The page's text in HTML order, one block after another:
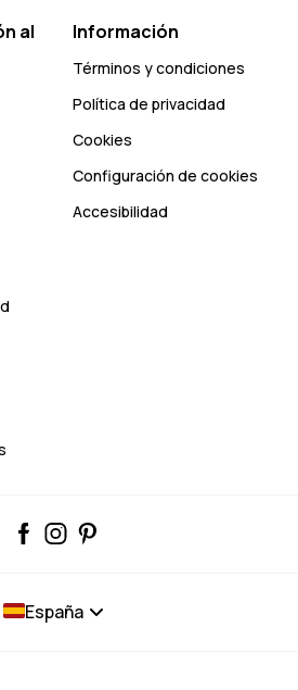
al
Información
Términos y condiciones
Política de privacidad
Cookies
Configuración de cookies
Accesibilidad
España